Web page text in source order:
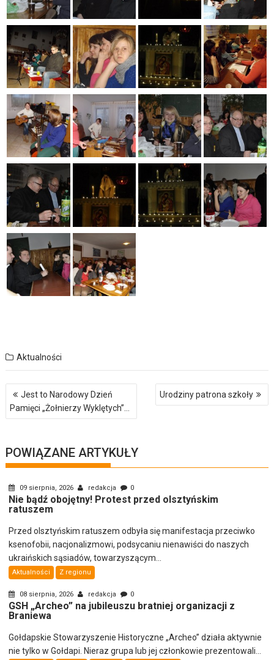
Aktualności
Nawigacja
wpisu
Jest to Narodowy Dzień
Pamięci „Żołnierzy Wyklętych”…
Urodziny patrona szkoły
POWIĄZANE ARTYKUŁY
09 sierpnia, 2026 redakcja 0
Nie bądź obojętny! Protest przed olsztyńskim
ratuszem
Przed olsztyńskim ratuszem odbyła się manifestacja przeciwko
ksenofobii, nacjonalizmowi, podsycaniu nienawiści do naszych
ukraińskich sąsiadów, towarzyszącym...
Aktualności Z regionu
08 sierpnia, 2026 redakcja 0
GSH „Archeo” na jubileuszu bratniej organizacji z
Braniewa
Gołdapskie Stowarzyszenie Historyczne „Archeo” działa aktywnie
nie tylko w Gołdapi. Nieraz grupa lub jej członkowie prezentowali...